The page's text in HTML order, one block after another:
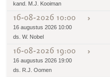
kand. M.J. Kooiman
16-08-2026 10:00
16 augustus 2026 10:00
ds. W. Nobel
16-08-2026 19:00
16 augustus 2026 19:00
ds. R.J. Oomen